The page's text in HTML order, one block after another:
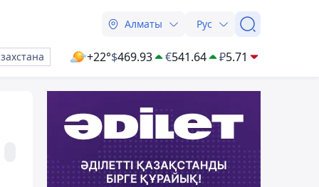
Алматы Рус
+22°$469.93 €541.64 ₽5.71